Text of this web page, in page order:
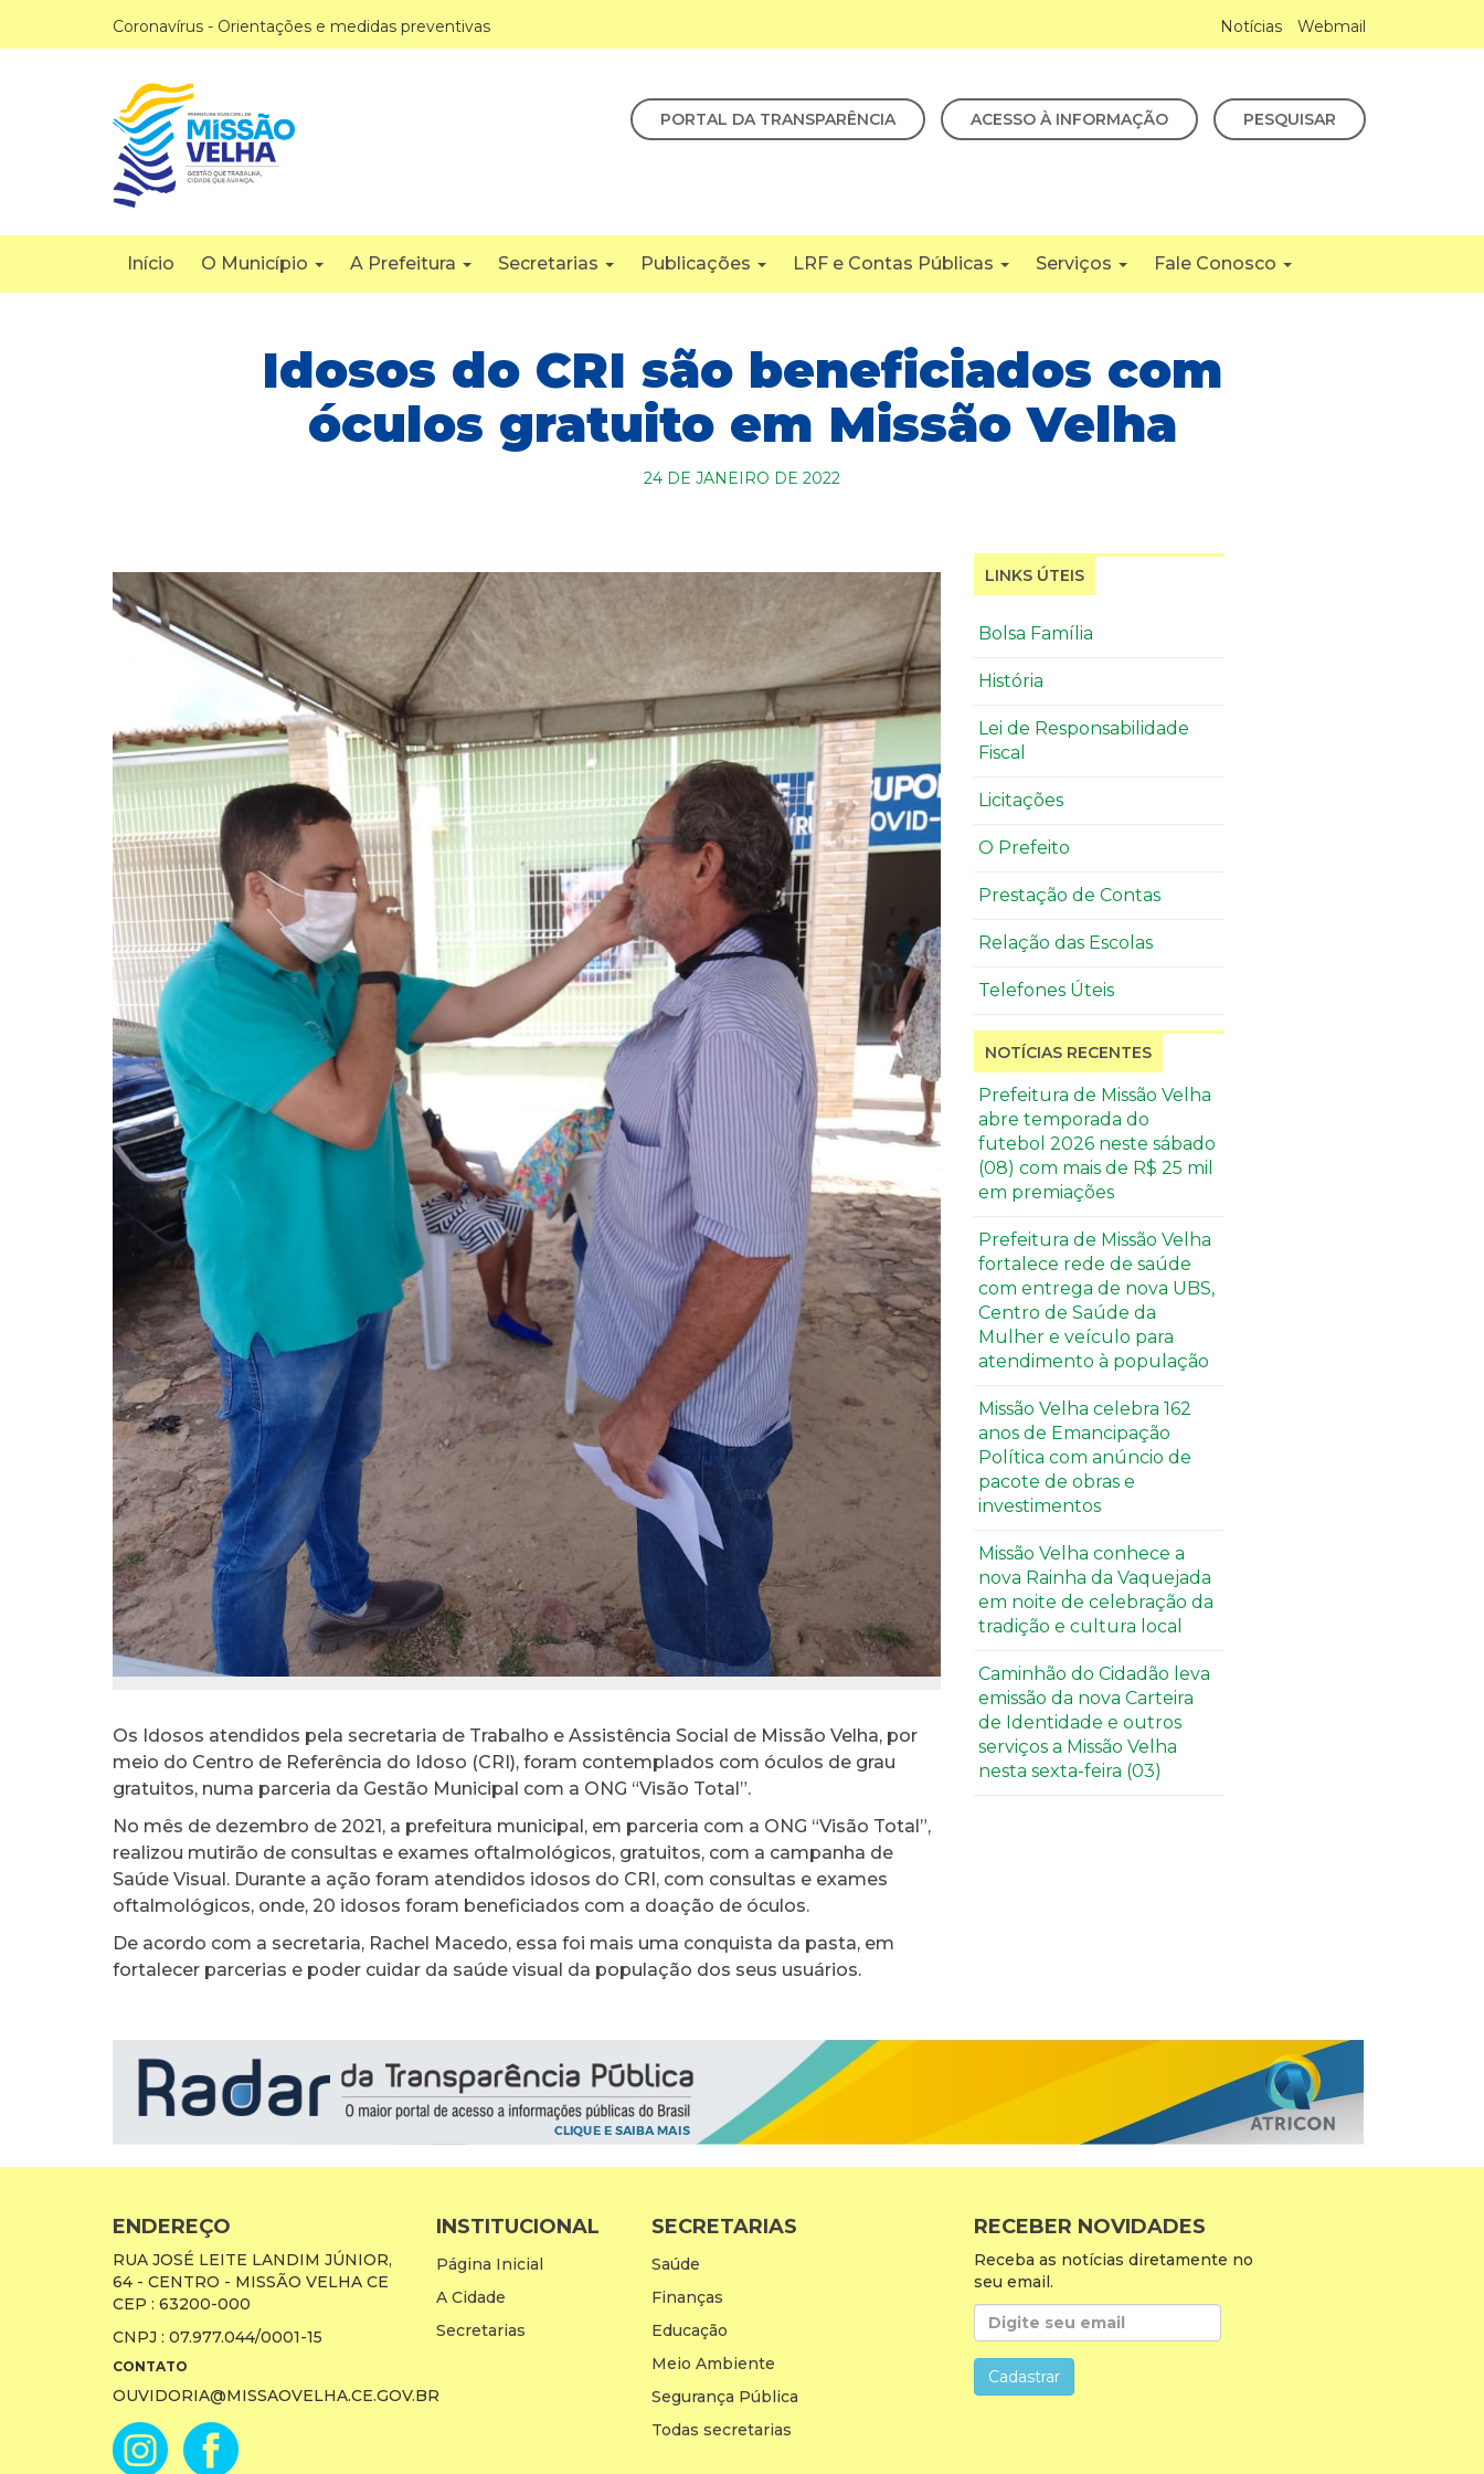
Coronavírus - Orientações e medidas preventivas Notícias Webmail
PORTAL DA TRANSPARÊNCIA ACESSO À INFORMAÇÃO PESQUISAR
Início O Município A Prefeitura Secretarias Publicações LRF e Contas Públicas Serviços Fale Conosco
Idosos do CRI são beneficiados com
óculos gratuito em Missão Velha
24 DE JANEIRO DE 2022
Os Idosos atendidos pela secretaria de Trabalho e Assistência Social de Missão Velha, por
meio do Centro de Referência do Idoso (CRI), foram contemplados com óculos de grau
gratuitos, numa parceria da Gestão Municipal com a ONG “Visão Total”.
No mês de dezembro de 2021, a prefeitura municipal, em parceria com a ONG “Visão Total”,
realizou mutirão de consultas e exames oftalmológicos, gratuitos, com a campanha de
Saúde Visual. Durante a ação foram atendidos idosos do CRI, com consultas e exames
oftalmológicos, onde, 20 idosos foram beneficiados com a doação de óculos.
De acordo com a secretaria, Rachel Macedo, essa foi mais uma conquista da pasta, em
fortalecer parcerias e poder cuidar da saúde visual da população dos seus usuários.
LINKS ÚTEIS
Bolsa Família
História
Lei de Responsabilidade
Fiscal
Licitações
O Prefeito
Prestação de Contas
Relação das Escolas
Telefones Úteis
NOTÍCIAS RECENTES
Prefeitura de Missão Velha
abre temporada do
futebol 2026 neste sábado
(08) com mais de R$ 25 mil
em premiações
Prefeitura de Missão Velha
fortalece rede de saúde
com entrega de nova UBS,
Centro de Saúde da
Mulher e veículo para
atendimento à população
Missão Velha celebra 162
anos de Emancipação
Política com anúncio de
pacote de obras e
investimentos
Missão Velha conhece a
nova Rainha da Vaquejada
em noite de celebração da
tradição e cultura local
Caminhão do Cidadão leva
emissão da nova Carteira
de Identidade e outros
serviços a Missão Velha
nesta sexta-feira (03)
ENDEREÇO
RUA JOSÉ LEITE LANDIM JÚNIOR,
64 - CENTRO - MISSÃO VELHA CE
CEP : 63200-000
CNPJ : 07.977.044/0001-15
CONTATO
OUVIDORIA@MISSAOVELHA.CE.GOV.BR
INSTITUCIONAL
Página Inicial
A Cidade
Secretarias
SECRETARIAS
Saúde
Finanças
Educação
Meio Ambiente
Segurança Pública
Todas secretarias
RECEBER NOVIDADES
Receba as notícias diretamente no
seu email.